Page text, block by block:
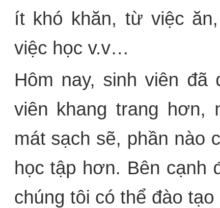
ít khó khăn, từ việc
việc học v.v…
Hôm nay, sinh viên
viên khang trang hơn,
mát sạch sẽ, phần nào
học tập hơn. Bên cạnh
chúng tôi có thể đào